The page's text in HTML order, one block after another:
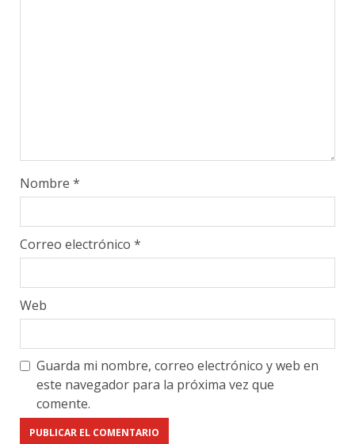
Nombre *
Correo electrónico *
Web
Guarda mi nombre, correo electrónico y web en
este navegador para la próxima vez que
comente.